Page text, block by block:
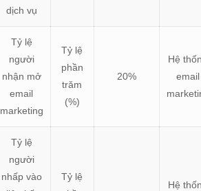
dịch vụ
Tỷ lệ
người
nhận mở
email
marketing
Tỷ lệ
phần
trăm
(%)
20%
Hệ
email
Tỷ lệ
người
nhấp vào
Tỷ lệ
Hệ